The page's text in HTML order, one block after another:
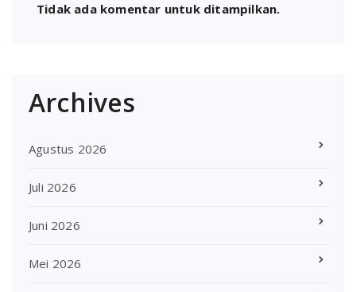
Tidak ada komentar untuk ditampilkan.
Archives
Agustus 2026
Juli 2026
Juni 2026
Mei 2026